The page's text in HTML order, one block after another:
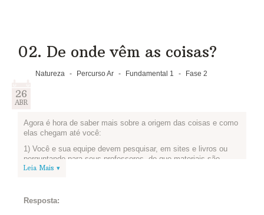
02. De onde vêm as coisas?
Natureza - Percurso Ar - Fundamental 1 - Fase 2
26
ABR
Agora é hora de saber mais sobre a origem das coisas e como
elas chegam até você:
1) Você e sua equipe devem pesquisar, em sites e livros ou
perguntando para seus professores, de que materiais são
feitos os objetos que vocês escolheram - incluindo o balde!
e de como esses produtos chegaram do local em que foram
Leia Mais ▾
Resposta: